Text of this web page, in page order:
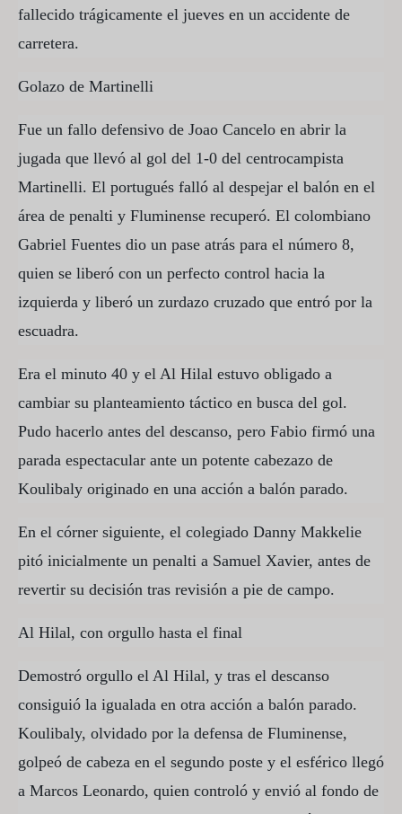
fallecido trágicamente el jueves en un accidente de
carretera.
Golazo de Martinelli
Fue un fallo defensivo de Joao Cancelo en abrir la
jugada que llevó al gol del 1-0 del centrocampista
Martinelli. El portugués falló al despejar el balón en el
área de penalti y Fluminense recuperó. El colombiano
Gabriel Fuentes dio un pase atrás para el número 8,
quien se liberó con un perfecto control hacia la
izquierda y liberó un zurdazo cruzado que entró por la
escuadra.
Era el minuto 40 y el Al Hilal estuvo obligado a
cambiar su planteamiento táctico en busca del gol.
Pudo hacerlo antes del descanso, pero Fabio firmó una
parada espectacular ante un potente cabezazo de
Koulibaly originado en una acción a balón parado.
En el córner siguiente, el colegiado Danny Makkelie
pitó inicialmente un penalti a Samuel Xavier, antes de
revertir su decisión tras revisión a pie de campo.
Al Hilal, con orgullo hasta el final
Demostró orgullo el Al Hilal, y tras el descanso
consiguió la igualada en otra acción a balón parado.
Koulibaly, olvidado por la defensa de Fluminense,
golpeó de cabeza en el segundo poste y el esférico llegó
a Marcos Leonardo, quien controló y envió al fondo de